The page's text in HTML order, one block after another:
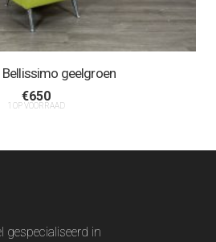
geelgroen
€650
1 OP VOORRAAD
gespecialiseerd in